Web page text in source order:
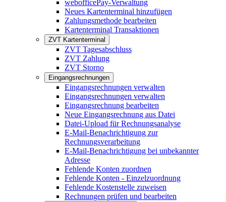
webofficePay-Verwaltung
Neues Kartenterminal hinzufügen
Zahlungsmethode bearbeiten
Kartenterminal Transaktionen
ZVT Kartenterminal
ZVT Tagesabschluss
ZVT Zahlung
ZVT Storno
Eingangsrechnungen
Eingangsrechnungen verwalten
Eingangsrechnungen verwalten
Eingangsrechnung bearbeiten
Neue Eingangsrechnung aus Datei
Datei-Upload für Rechnungsanalyse
E-Mail-Benachrichtigung zur
Rechnungsverarbeitung
E-Mail-Benachrichtigung bei unbekannter
Adresse
Fehlende Konten zuordnen
Fehlende Konten - Einzelzuordnung
Fehlende Kostenstelle zuweisen
Rechnungen prüfen und bearbeiten